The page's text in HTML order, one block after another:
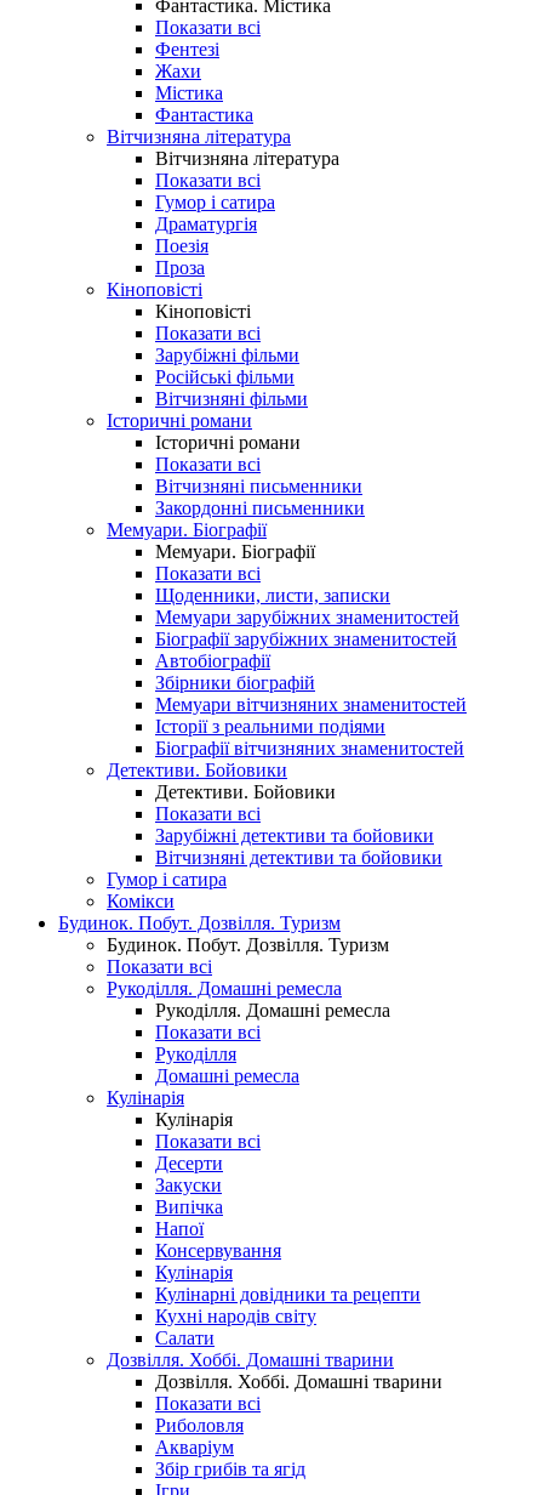
Фантастика. Містика
Показати всі
Фентезі
Жахи
Містика
Фантастика
Вітчизняна література
Вітчизняна література
Показати всі
Гумор і сатира
Драматургія
Поезія
Проза
Кіноповісті
Кіноповісті
Показати всі
Зарубіжні фільми
Російські фільми
Вітчизняні фільми
Історичні романи
Історичні романи
Показати всі
Вітчизняні письменники
Закордонні письменники
Мемуари. Біографії
Мемуари. Біографії
Показати всі
Щоденники, листи, записки
Мемуари зарубіжних знаменитостей
Біографії зарубіжних знаменитостей
Автобіографії
Збірники біографій
Мемуари вітчизняних знаменитостей
Історії з реальними подіями
Біографії вітчизняних знаменитостей
Детективи. Бойовики
Детективи. Бойовики
Показати всі
Зарубіжні детективи та бойовики
Вітчизняні детективи та бойовики
Гумор і сатира
Комікси
Будинок. Побут. Дозвілля. Туризм
Будинок. Побут. Дозвілля. Туризм
Показати всі
Рукоділля. Домашні ремесла
Рукоділля. Домашні ремесла
Показати всі
Рукоділля
Домашні ремесла
Кулінарія
Кулінарія
Показати всі
Десерти
Закуски
Випічка
Напої
Консервування
Кулінарія
Кулінарні довідники та рецепти
Кухні народів світу
Салати
Дозвілля. Хоббі. Домашні тварини
Дозвілля. Хоббі. Домашні тварини
Показати всі
Риболовля
Акваріум
Збір грибів та ягід
Ігри